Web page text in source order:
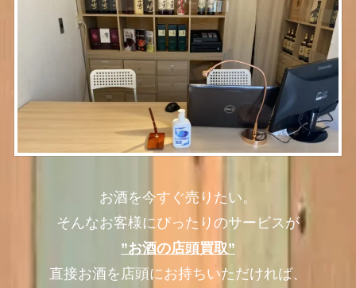
お酒を今すぐ売りたい。
そんなお客様にぴったりのサービスが
”お酒の店頭買取”
直接お酒を店頭にお持ちいただければ、